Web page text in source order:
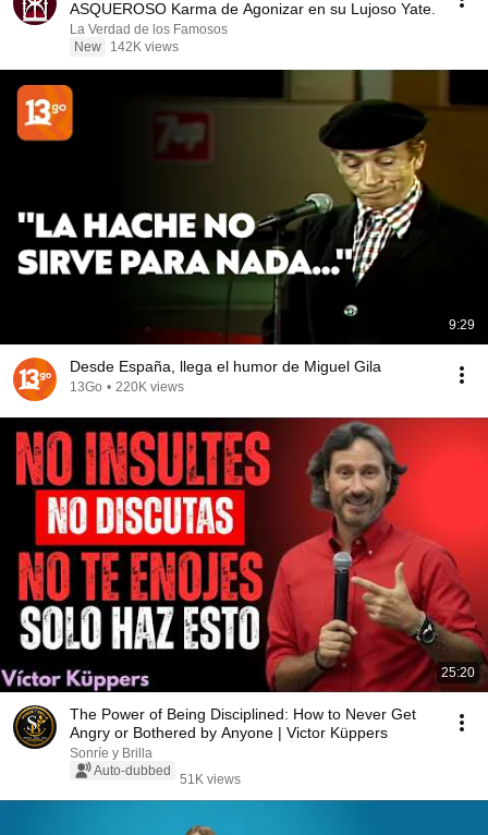
ASQUEROSO Karma de Agonizar en su Lujoso Yate.
La Verdad de los Famosos
New
142K views
9:29
Desde España, llega el humor de Miguel Gila
13Go • 220K views
25:20
The Power of Being Disciplined: How to Never Get
Angry or Bothered by Anyone | Victor Küppers
Sonríe y Brilla
Auto-dubbed
51K views